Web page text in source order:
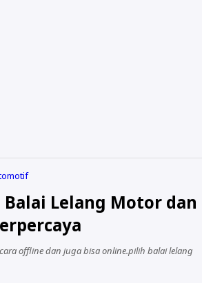
Lelang Motor dan
offline dan juga bisa online.pilih balai lelang